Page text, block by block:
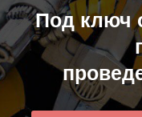
Под ключ